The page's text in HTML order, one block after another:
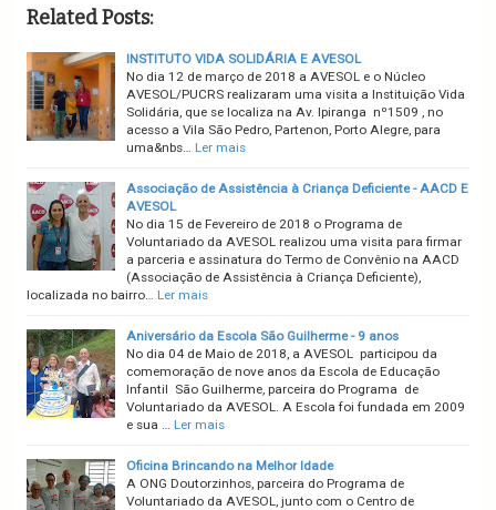
Related Posts:
INSTITUTO VIDA SOLIDÁRIA E AVESOL
No dia 12 de março de 2018 a AVESOL e o Núcleo
AVESOL/PUCRS realizaram uma visita a Instituição Vida
Solidária, que se localiza na Av. Ipiranga nº1509 , no
acesso a Vila São Pedro, Partenon, Porto Alegre, para
uma&nbs… Ler mais
Associação de Assistência à Criança Deficiente - AACD E
AVESOL
No dia 15 de Fevereiro de 2018 o Programa de
Voluntariado da AVESOL realizou uma visita para firmar
a parceria e assinatura do Termo de Convênio na AACD
(Associação de Assistência à Criança Deficiente),
localizada no bairro… Ler mais
Aniversário da Escola São Guilherme - 9 anos
No dia 04 de Maio de 2018, a AVESOL participou da
comemoração de nove anos da Escola de Educação
Infantil São Guilherme, parceira do Programa de
Voluntariado da AVESOL. A Escola foi fundada em 2009
e sua … Ler mais
Oficina Brincando na Melhor Idade
A ONG Doutorzinhos, parceira do Programa de
Voluntariado da AVESOL, junto com o Centro de